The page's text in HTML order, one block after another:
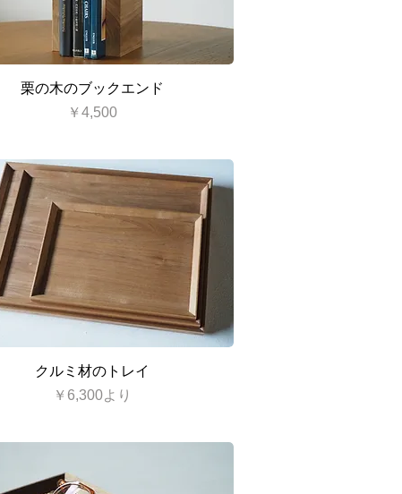
クイックビュー
栗の木のブックエンド
価格
￥4,500
クイックビュー
クルミ材のトレイ
￥6,300より
セール価格